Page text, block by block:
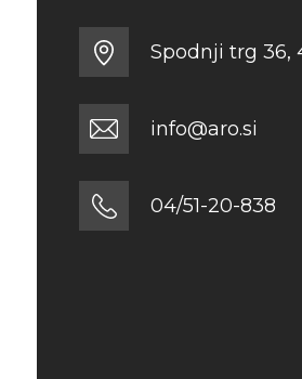
Spodnji trg 36,
info@aro.si
04/51-20-838